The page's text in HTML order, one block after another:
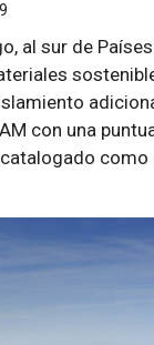
al sur de
con una
como